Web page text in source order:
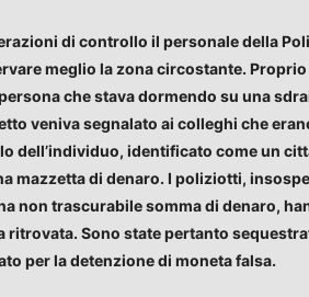
di controllo il personale della
meglio la zona circostante.
che stava dormendo su una
veniva segnalato ai colleghi che
dell’individuo, identificato come un
mazzetta di denaro. I poliziotti,
non trascurabile somma di denaro,
Sono state pertanto
per la detenzione di moneta falsa.